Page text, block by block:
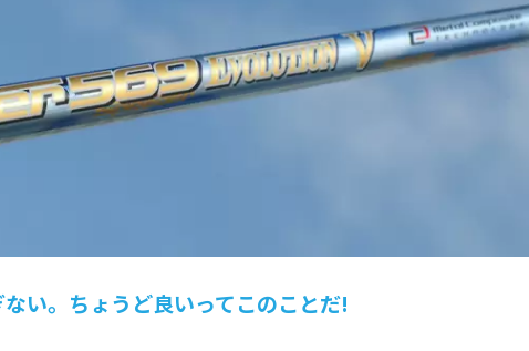
い。ちょうど良いってこのことだ!